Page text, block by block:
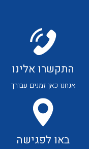
לכל מוצרי היצרן
התקשרו אלינו
אנחנו כאן זמנים עבורך
באו לפגישה